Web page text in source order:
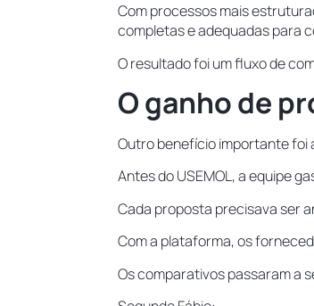
Com processos mais
completas e adequadas para
O resultado foi um fluxo de
O ganho de
Outro benefício importante foi
Antes do USEMOL, a equipe
Cada proposta precisava ser
Com a plataforma, os
Os comparativos passaram a